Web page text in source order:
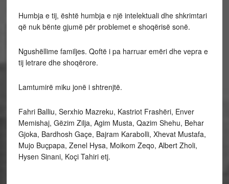
Humbja e tij, është humbja e një intelektuali dhe shkrimtari
që nuk bënte gjumë për problemet e shoqërisë sonë.
Ngushëllime familjes. Qoftë i pa harruar emëri dhe vepra e
tij letrare dhe shoqërore.
Lamtumirë miku jonë i shtrenjtë.
Fahri Balliu, Serxhio Mazreku, Kastriot Frashëri, Enver
Memishaj, Gëzim Zilja, Agim Musta, Qazim Shehu, Behar
Gjoka, Bardhosh Gaçe, Bajram Karabolli, Xhevat Mustafa,
Mujo Buçpapa, Zenel Hysa, Moikom Zeqo, Albert Zholi,
Hysen Sinani, Koçi Tahiri etj.